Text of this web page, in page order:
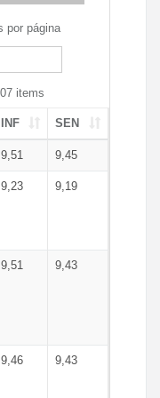
por página
items
INF SEN
9,51 9,45
9,23 9,19
9,51 9,43
9,46 9,43